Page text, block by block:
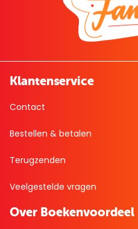
Klantenservice
Contact
Bestellen & betalen
Terugzenden
Veelgestelde vragen
Over Boekenvoordeel